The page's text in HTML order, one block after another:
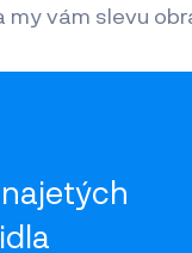
my vám slevu
najetých